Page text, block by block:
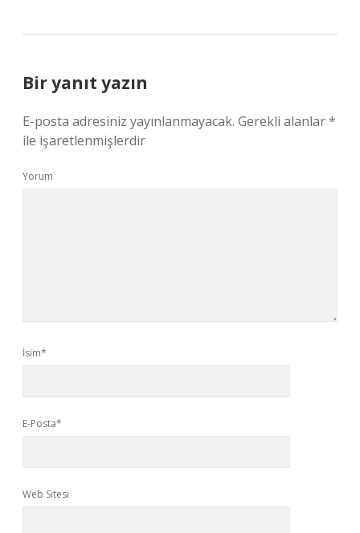
Bir yanıt yazın
E-posta adresiniz yayınlanmayacak. Gerekli alanlar*
ile işaretlenmişlerdir
Yorum
İsim*
E-Posta*
Web Sitesi